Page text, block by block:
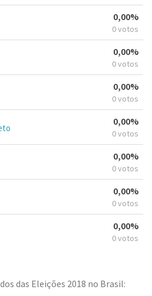
0,00%
0 votos
0,00%
0 votos
0,00%
0 votos
0,00%
0 votos
0,00%
0 votos
0,00%
0 votos
0,00%
0 votos
das Eleições 2018 no Brasil: